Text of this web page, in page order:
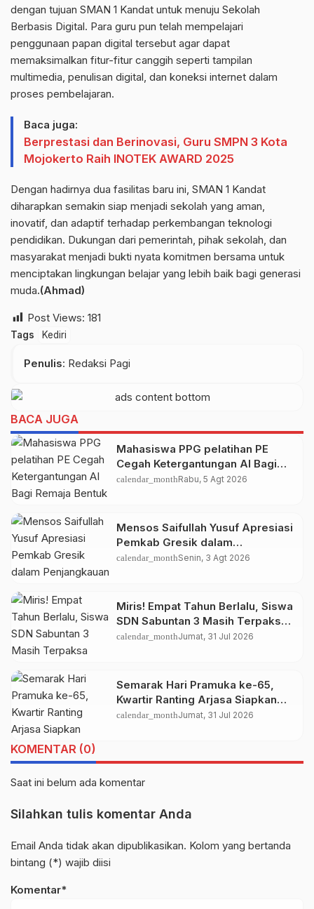
dengan tujuan SMAN 1 Kandat untuk menuju Sekolah
Berbasis Digital. Para guru pun telah mempelajari
penggunaan papan digital tersebut agar dapat
memaksimalkan fitur-fitur canggih seperti tampilan
multimedia, penulisan digital, dan koneksi internet dalam
proses pembelajaran.
Baca juga:
Berprestasi dan Berinovasi, Guru SMPN 3 Kota
Mojokerto Raih INOTEK AWARD 2025
Dengan hadirnya dua fasilitas baru ini, SMAN 1 Kandat
diharapkan semakin siap menjadi sekolah yang aman,
inovatif, dan adaptif terhadap perkembangan teknologi
pendidikan. Dukungan dari pemerintah, pihak sekolah, dan
masyarakat menjadi bukti nyata komitmen bersama untuk
menciptakan lingkungan belajar yang lebih baik bagi generasi
muda.(Ahmad)
Post Views: 181
Tags Kediri
Penulis: Redaksi Pagi
BACA JUGA
Mahasiswa PPG pelatihan PE
Cegah Ketergantungan AI Bagi
Remaja Bentuk Penerapan SDG’s
calendar_monthRabu, 5 Agt 2026
Mensos Saifullah Yusuf Apresiasi
Pemkab Gresik dalam
Penjangkauan Siswa-Siswi
calendar_monthSenin, 3 Agt 2026
Miris! Empat Tahun Berlalu, Siswa
SDN Sabuntan 3 Masih Terpaksa
Belajar di Rumah Warga, Pemkab
calendar_monthJumat, 31 Jul 2026
Semarak Hari Pramuka ke-65,
Kwartir Ranting Arjasa Siapkan
Rangkaian Kegiatan Edukatif dan
calendar_monthJumat, 31 Jul 2026
KOMENTAR (0)
Saat ini belum ada komentar
Silahkan tulis komentar Anda
Email Anda tidak akan dipublikasikan. Kolom yang bertanda
bintang (*) wajib diisi
Komentar*